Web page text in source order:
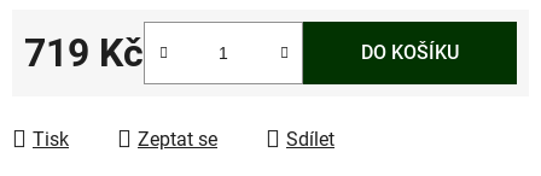
719 Kč DO KOŠÍKU
Tisk Zeptat se Sdílet